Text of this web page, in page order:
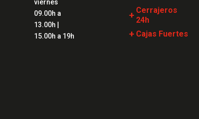
viernes
09.00h a
13.00h |
15.00h a 19h
+ Cerrajeros
24h
Cerrajeros
+ Cajas Fuertes